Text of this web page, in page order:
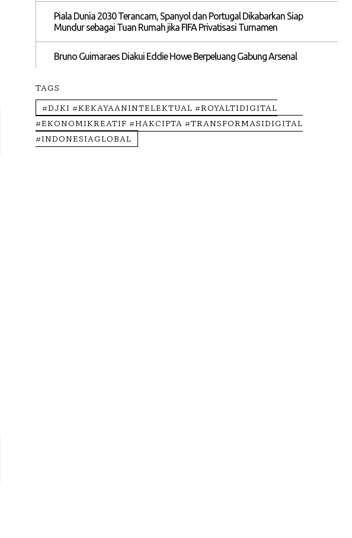
Piala Dunia 2030 Terancam, Spanyol dan Portugal Dikabarkan Siap
Mundur sebagai Tuan Rumah jika FIFA Privatisasi Turnamen
Bruno Guimaraes Diakui Eddie Howe Berpeluang Gabung Arsenal
TAGS
#DJKI #KEKAYAANINTELEKTUAL #ROYALTIDIGITAL
#EKONOMIKREATIF #HAKCIPTA #TRANSFORMASIDIGITAL
#INDONESIAGLOBAL